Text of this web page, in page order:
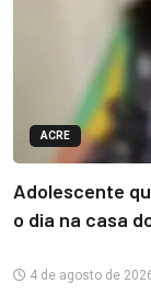
ACRE
Adolescente
o dia na casa
4 de agosto de